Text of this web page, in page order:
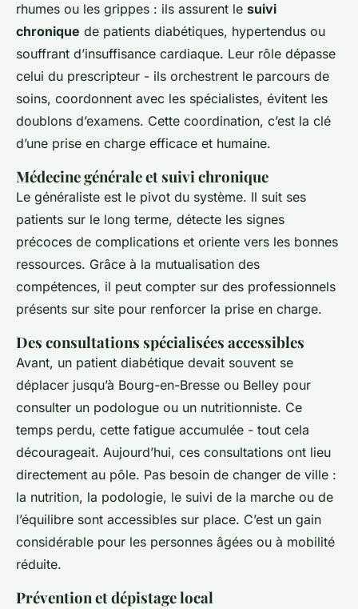
rhumes ou les grippes : ils assurent le suivi
chronique de patients diabétiques, hypertendus ou
souffrant d’insuffisance cardiaque. Leur rôle dépasse
celui du prescripteur - ils orchestrent le parcours de
soins, coordonnent avec les spécialistes, évitent les
doublons d’examens. Cette coordination, c’est la clé
d’une prise en charge efficace et humaine.
Médecine générale et suivi chronique
Le généraliste est le pivot du système. Il suit ses
patients sur le long terme, détecte les signes
précoces de complications et oriente vers les bonnes
ressources. Grâce à la mutualisation des
compétences, il peut compter sur des professionnels
présents sur site pour renforcer la prise en charge.
Des consultations spécialisées accessibles
Avant, un patient diabétique devait souvent se
déplacer jusqu’à Bourg-en-Bresse ou Belley pour
consulter un podologue ou un nutritionniste. Ce
temps perdu, cette fatigue accumulée - tout cela
décourageait. Aujourd’hui, ces consultations ont lieu
directement au pôle. Pas besoin de changer de ville :
la nutrition, la podologie, le suivi de la marche ou de
l’équilibre sont accessibles sur place. C’est un gain
considérable pour les personnes âgées ou à mobilité
réduite.
Prévention et dépistage local